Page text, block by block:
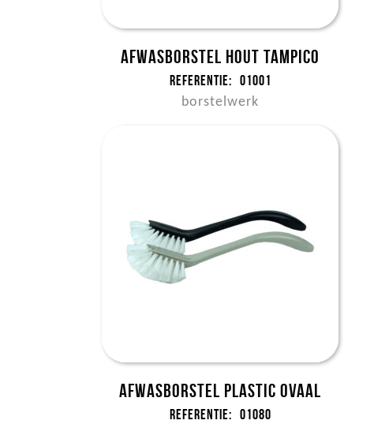
Afwasborstel hout tampico
Referentie: 01001
borstelwerk
Afwasborstel plastic ovaal
Referentie: 01080